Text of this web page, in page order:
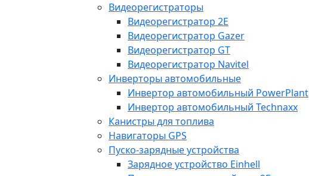
Видеорегистраторы
Видеорегистратор 2E
Видеорегистратор Gazer
Видеорегистратор GT
Видеорегистратор Navitel
Инверторы автомобильные
Инвертор автомобильный PowerPlant
Инвертор автомобильный Technaxx
Канистры для топлива
Навигаторы GPS
Пуско-зарядные устройства
Зарядное устройство Einhell